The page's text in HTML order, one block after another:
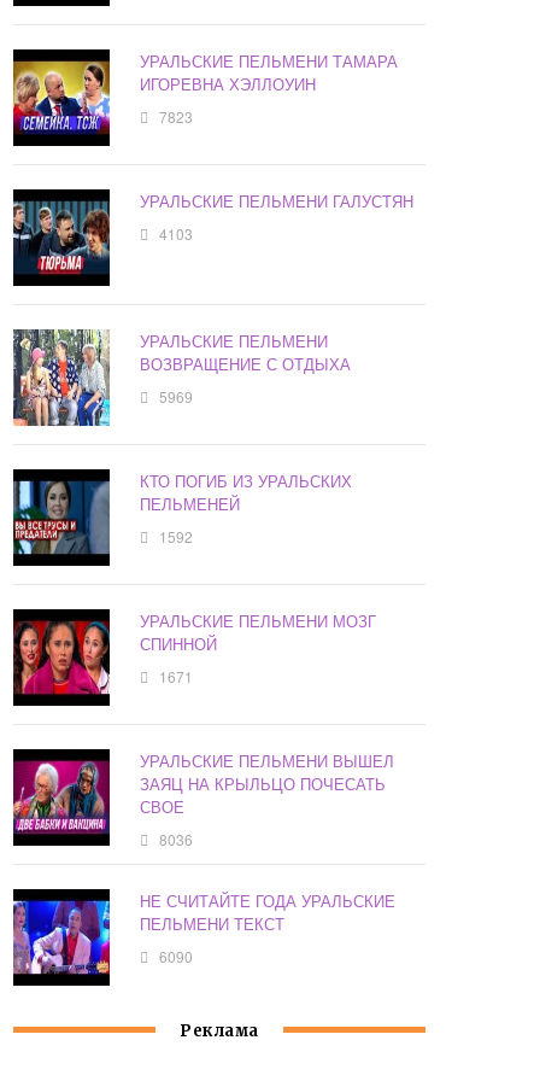
УРАЛЬСКИЕ ПЕЛЬМЕНИ ТАМАРА
ИГОРЕВНА ХЭЛЛОУИН
7823
УРАЛЬСКИЕ ПЕЛЬМЕНИ ГАЛУСТЯН
4103
УРАЛЬСКИЕ ПЕЛЬМЕНИ
ВОЗВРАЩЕНИЕ С ОТДЫХА
5969
КТО ПОГИБ ИЗ УРАЛЬСКИХ
ПЕЛЬМЕНЕЙ
1592
УРАЛЬСКИЕ ПЕЛЬМЕНИ МОЗГ
СПИННОЙ
1671
УРАЛЬСКИЕ ПЕЛЬМЕНИ ВЫШЕЛ
ЗАЯЦ НА КРЫЛЬЦО ПОЧЕСАТЬ
СВОЕ
8036
НЕ СЧИТАЙТЕ ГОДА УРАЛЬСКИЕ
ПЕЛЬМЕНИ ТЕКСТ
6090
Реклама